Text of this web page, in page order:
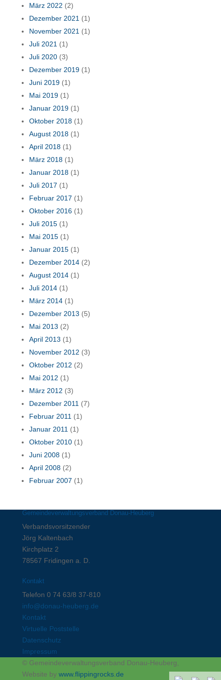
März 2022 (2)
Dezember 2021 (1)
November 2021 (1)
Juli 2021 (1)
Juli 2020(3)
Dezember 2019(1)
Juni 2019(1)
Mai 2019(1)
Januar 2019(1)
Oktober 2018(1)
August 2018(1)
April 2018(1)
März 2018(1)
Januar 2018(1)
Juli 2017 (1)
Februar 2017 (1)
Oktober 2016(1)
Juli 2015(1)
Mai 2015(1)
Januar 2015(1)
Dezember 2014(2)
August 2014(1)
Juli 2014(1)
März 2014(1)
Dezember 2013 (5)
Mai 2013 (2)
April 2013 (1)
November 2012 (3)
Oktober 2012 (2)
Mai 2012 (1)
März 2012 (3)
Dezember 2011 (7)
Februar 2011 (1)
Januar 2011 (1)
Oktober 2010(1)
Juni 2008(1)
April 2008(2)
Februar 2007 (1)
Gemeindeverwaltungsverband Donau-Heuberg
Verbandsvorsitzender
Jörg Kaltenbach
Kirchplatz 2
78567 Fridingen a. D.
Kontakt
Telefon 0 74 63/8 37-810
info@donau-heuberg.de
Kontakt
Virtuelle Poststelle
Datenschutz
Impressum
© Gemeindeverwaltungsverband Donau-Heuberg,
Website by www.flippingrocks.de